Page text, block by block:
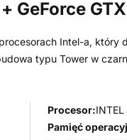
GeForce
Intel-a, który
typu Tower w
Procesor:
Pamięć